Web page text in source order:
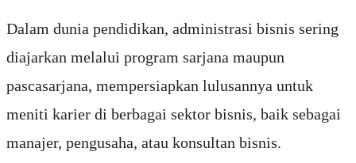
Dalam dunia pendidikan, administrasi bisnis sering
diajarkan melalui program sarjana maupun
pascasarjana, mempersiapkan lulusannya untuk
meniti karier di berbagai sektor bisnis, baik sebagai
manajer, pengusaha, atau konsultan bisnis.